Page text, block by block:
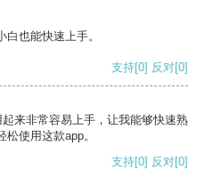
也能快速上手。
支持[0] 反对[0]
来非常容易上手，让我能够快速熟
使用这款app。
支持[0] 反对[0]